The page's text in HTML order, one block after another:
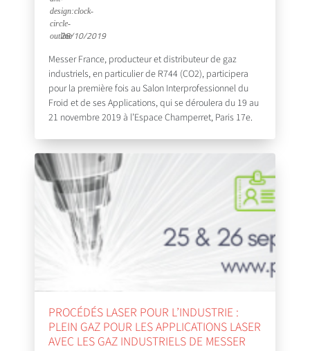
28/10/2019
Messer France, producteur et distributeur de gaz
industriels, en particulier de R744 (CO2), participera
pour la première fois au Salon Interprofessionnel du
Froid et de ses Applications, qui se déroulera du 19 au
21 novembre 2019 à l’Espace Champerret, Paris 17e.
PROCÉDÉS LASER POUR L’INDUSTRIE :
PLEIN GAZ POUR LES APPLICATIONS LASER
AVEC LES GAZ INDUSTRIELS DE MESSER